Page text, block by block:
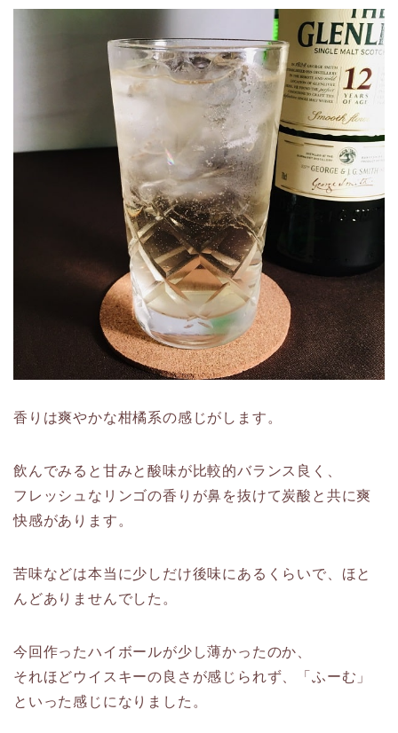
香りは爽やかな柑橘系の感じがします。
飲んでみると甘みと酸味が比較的バランス良く、
フレッシュなリンゴの香りが鼻を抜けて炭酸と共に爽
快感があります。
苦味などは本当に少しだけ後味にあるくらいで、ほと
んどありませんでした。
今回作ったハイボールが少し薄かったのか、
それほどウイスキーの良さが感じられず、「ふーむ」
といった感じになりました。